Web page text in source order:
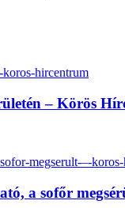
– Körös
a sofőr